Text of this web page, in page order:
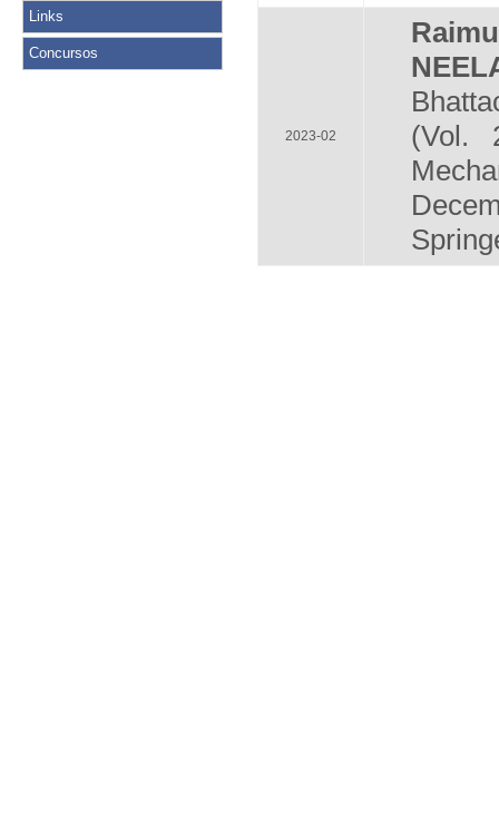
Links
Concursos
2023-02
(Vol.